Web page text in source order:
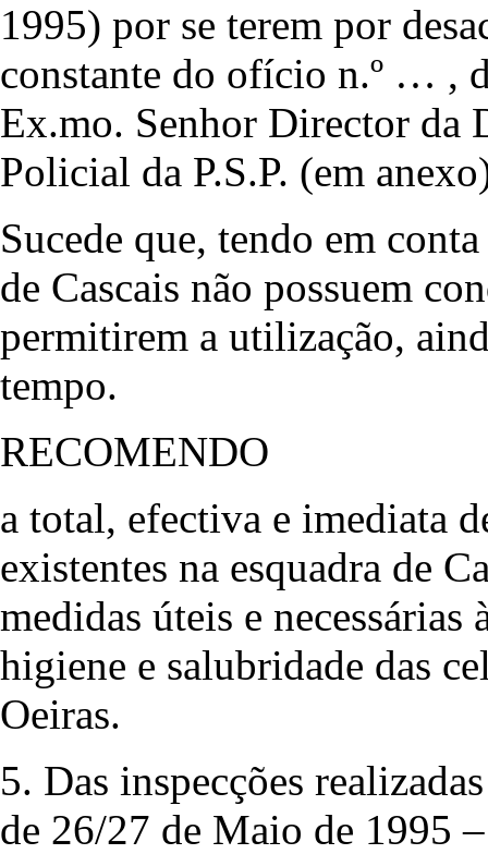
1995) por se terem por
constante do ofício n.º … ,
Ex.mo. Senhor Director da
Policial da P.S.P. (em
Sucede que, tendo em
de Cascais não possuem
permitirem a utilização,
tempo.
RECOMENDO
a total, efectiva e imediata
existentes na esquadra de
medidas úteis e
higiene e salubridade das
Oeiras.
5. Das inspecções
de 26/27 de Maio de 1995